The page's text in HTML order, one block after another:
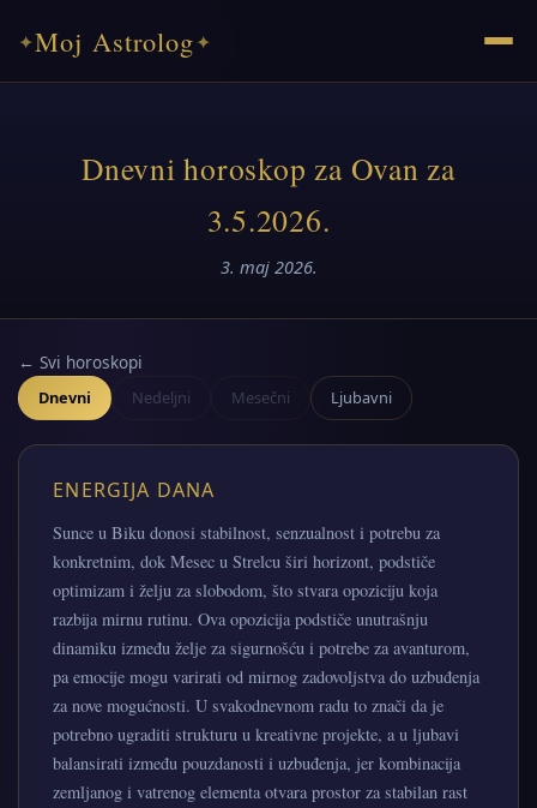
✦Moj Astrolog✦
Dnevni horoskop za Ovan za
3.5.2026.
3. maj 2026.
← Svi horoskopi
Dnevni Nedeljni Mesečni Ljubavni
ENERGIJA DANA
Sunce u Biku donosi stabilnost, senzualnost i potrebu za
konkretnim, dok Mesec u Strelcu širi horizont, podstiče
optimizam i želju za slobodom, što stvara opoziciju koja
razbija mirnu rutinu. Ova opozicija podstiče unutrašnju
dinamiku između želje za sigurnošću i potrebe za avanturom,
pa emocije mogu varirati od mirnog zadovoljstva do uzbuđenja
za nove mogućnosti. U svakodnevnom radu to znači da je
potrebno ugraditi strukturu u kreativne projekte, a u ljubavi
balansirati između pouzdanosti i uzbuđenja, jer kombinacija
zemljanog i vatrenog elementa otvara prostor za stabilan rast